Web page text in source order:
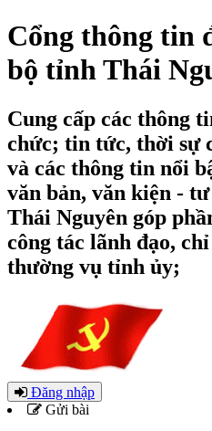
Cổng thông tin
bộ tỉnh Thái
Cung cấp các thông
chức; tin tức, thời sự
và các thông tin nổi
văn bản, văn kiện -
Thái Nguyên góp
công tác lãnh đạo,
thường vụ tỉnh ủy;
Đăng nhập
Gửi bài